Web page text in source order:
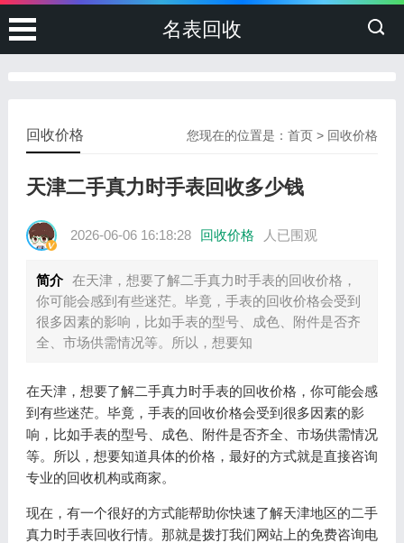
名表回收
您现在的位置是：首页 > 回收价格
回收价格
天津二手真力时手表回收多少钱
2026-06-06 16:18:28 回收价格 人已围观
简介 在天津，想要了解二手真力时手表的回收价格，
你可能会感到有些迷茫。毕竟，手表的回收价格会受到
很多因素的影响，比如手表的型号、成色、附件是否齐
全、市场供需情况等。所以，想要知
在天津，想要了解二手真力时手表的回收价格，你可能会感
到有些迷茫。毕竟，手表的回收价格会受到很多因素的影
响，比如手表的型号、成色、附件是否齐全、市场供需情况
等。所以，想要知道具体的价格，最好的方式就是直接咨询
专业的回收机构或商家。
现在，有一个很好的方式能帮助你快速了解天津地区的二手
真力时手表回收行情。那就是拨打我们网站上的免费咨询电